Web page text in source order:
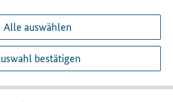
Alle auswählen
bestätigen